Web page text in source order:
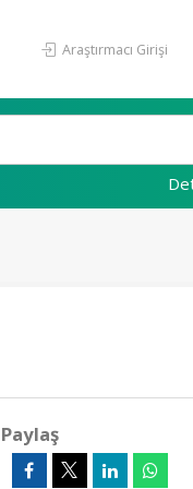
Araştırmacı Girişi
Paylaş